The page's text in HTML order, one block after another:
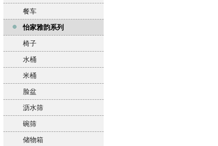
餐车
怡家雅韵系列
椅子
水桶
米桶
脸盆
沥水筛
碗筛
储物箱